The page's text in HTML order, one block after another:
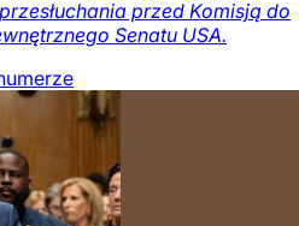
przed Komisją do
Senatu USA.